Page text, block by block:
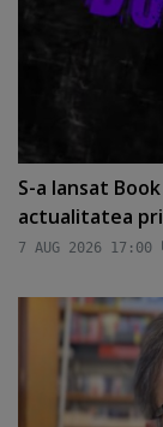
S-a lansat
actualitatea
7 AUG 2026 17:00